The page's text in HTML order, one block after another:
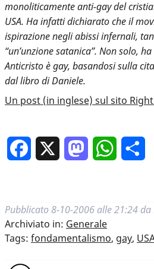
monoliticamente anti-gay del
USA. Ha infatti dichiarato che il
ispirazione negli abissi infernali,
“un’unzione satanica”. Non solo,
Anticristo è gay, basandosi sulla
dal libro di Daniele.
Un post (in inglese) sul sito
Facebook Mastodon
Pubblicato 8-10-2006 alle 21:24 da
Archiviato in: Generale
Tags: fondamentalismo, gay,